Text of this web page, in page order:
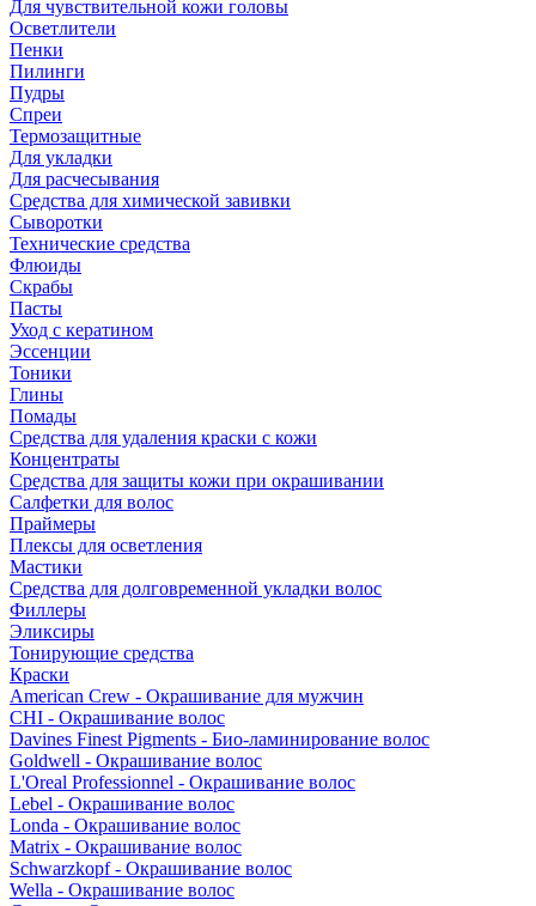
Для чувствительной кожи головы
Осветлители
Пенки
Пилинги
Пудры
Спреи
Термозащитные
Для укладки
Для расчесывания
Средства для химической завивки
Сыворотки
Технические средства
Флюиды
Скрабы
Пасты
Уход с кератином
Эссенции
Тоники
Глины
Помады
Средства для удаления краски с кожи
Концентраты
Средства для защиты кожи при окрашивании
Салфетки для волос
Праймеры
Плексы для осветления
Мастики
Средства для долговременной укладки волос
Филлеры
Эликсиры
Тонирующие средства
Краски
American Crew - Окрашивание для мужчин
CHI - Окрашивание волос
Davines Finest Pigments - Био-ламинирование волос
Goldwell - Окрашивание волос
L'Oreal Professionnel - Окрашивание волос
Lebel - Окрашивание волос
Londa - Окрашивание волос
Matrix - Окрашивание волос
Schwarzkopf - Окрашивание волос
Wella - Окрашивание волос